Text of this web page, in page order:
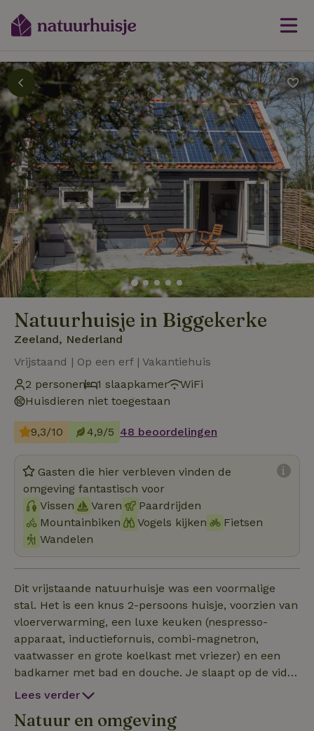
Natuurhuisje in Biggekerke
Zeeland, Nederland
Vrijstaand | Op een erf | Vakantiehuis
2 personen
1 slaapkamer
WiFi
Huisdieren niet toegestaan
9,3/10 4,9/5 48 beoordelingen
Gasten die hier verbleven vinden de
omgeving fantastisch voor
Vissen
Varen
Paardrijden
Mountainbiken
Vogels kijken
Fietsen
Wandelen
Dit vrijstaande natuurhuisje was een voormalige
stal. Het is een knus 2-persoons huisje, voorzien van
vloerverwarming, een luxe keuken (nespresso-
apparaat, inductiefornuis, combi-magnetron,
vaatwasser en grote koelkast met vriezer) en een
badkamer met bad en douche. Je slaapt op de vide
in een heerlijk grote boxspring van 210 bij 200,
vele TV-zenders. Uiteraard is er Wifi. Via de
Lees verder
Natuur en omgeving